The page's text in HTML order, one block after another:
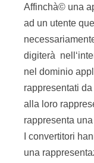
Affinchà© una
ad un utente
digiterà
nel dominio
rappresentati
alla loro
rappresenta
I convertitori
una